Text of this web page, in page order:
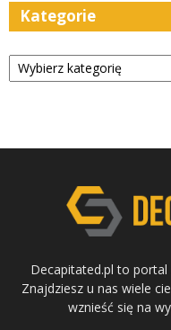
Kategorie
Kategorie
Decapitated.pl to portal
Znajdziesz u nas wiele
wznieść się na